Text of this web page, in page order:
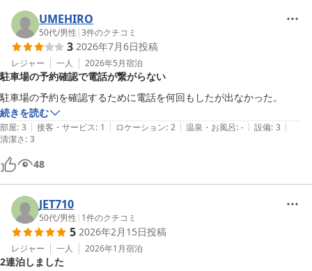
UMEHIRO
50代/男性 |3件のクチコミ
3 2026年7月6日投稿
レジャー 一人 2026年5月宿泊
駐車場の予約確認で電話が繋がらない
駐車場の予約を確認するために電話を何回もしたが出なかった。
続きを読む
部屋: 3 | 接客・サービス: 1 | ロケーション: 2 | 温泉・お風呂: - | 設備: 3 |
清潔さ: 3
48
JET710
50代/男性 | 1件のクチコミ
5 2026年2月15日投稿
レジャー 一人 2026年1月宿泊
2連泊しました